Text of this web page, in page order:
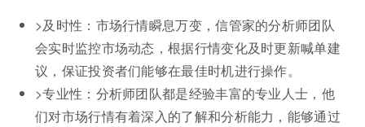
>及时性：市场行情瞬息万变，信管家的分析师团队
会实时监控市场动态，根据行情变化及时更新喊单建
议，保证投资者们能够在最佳时机进行操作。
>专业性：分析师团队都是经验丰富的专业人士，他
们对市场行情有着深入的了解和分析能力，能够通过